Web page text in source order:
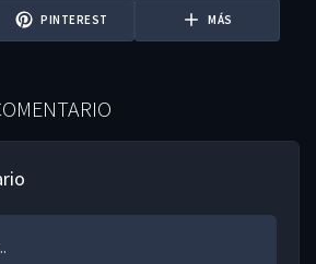
PINTEREST MÁS